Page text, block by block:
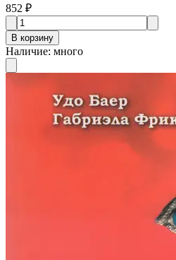
852 ₽
В корзину
Наличие: много